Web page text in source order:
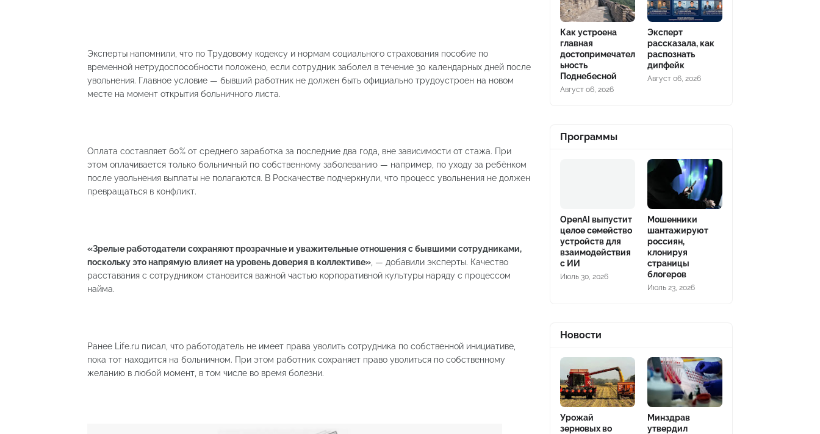
Эксперты напомнили, что по Трудовому кодексу и нормам социального страхования пособие по
временной нетрудоспособности положено, если сотрудник заболел в течение 30 календарных дней после
увольнения. Главное условие — бывший работник не должен быть официально трудоустроен на новом
месте на момент открытия больничного листа.
Оплата составляет 60% от среднего заработка за последние два года, вне зависимости от стажа. При
этом оплачивается только больничный по собственному заболеванию — например, по уходу за ребёнком
после увольнения выплаты не полагаются. В Роскачестве подчеркнули, что процесс увольнения не должен
превращаться в конфликт.
«Зрелые работодатели сохраняют прозрачные и уважительные отношения с бывшими сотрудниками,
поскольку это напрямую влияет на уровень доверия в коллективе» , — добавили эксперты. Качество
расставания с сотрудником становится важной частью корпоративной культуры наряду с процессом
найма.
Ранее Life.ru писал, что работодатель не имеет права уволить сотрудника по собственной инициативе,
пока тот находится на больничном. При этом работник сохраняет право уволиться по собственному
желанию в любой момент, в том числе во время болезни.
Как устроена
главная
достопримечател
ьность
Поднебесной
Август 06, 2026
Эксперт
рассказала, как
распознать
дипфейк
Август 06, 2026
Программы
OpenAI выпустит
целое семейство
устройств для
взаимодействия
с ИИ
Июль 30, 2026
Мошенники
шантажируют
россиян,
клонируя
страницы
блогеров
Июль 23, 2026
Новости
Урожай
зерновых во
Минздрав
утвердил